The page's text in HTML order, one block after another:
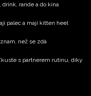
rande a do kina
palec a mají kitten heel
než se zdá
s partnerem rutinu, díky